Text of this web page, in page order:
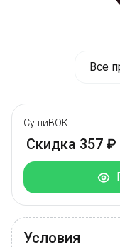
Все
СушиВОК
Скидка 357
Условия